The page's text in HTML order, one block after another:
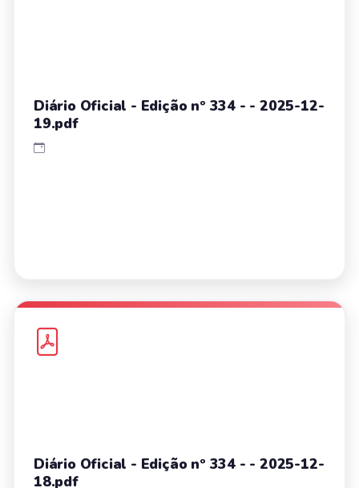
Diário Oficial - Edição nº 334 - - 2025-12-
19.pdf
Diário Oficial - Edição nº 334 - - 2025-12-
18.pdf